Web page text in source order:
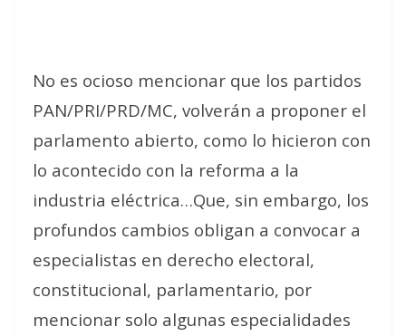
No es ocioso mencionar que los partidos
PAN/PRI/PRD/MC, volverán a proponer el
parlamento abierto, como lo hicieron con
lo acontecido con la reforma a la
industria eléctrica…Que, sin embargo, los
profundos cambios obligan a convocar a
especialistas en derecho electoral,
constitucional, parlamentario, por
mencionar solo algunas especialidades